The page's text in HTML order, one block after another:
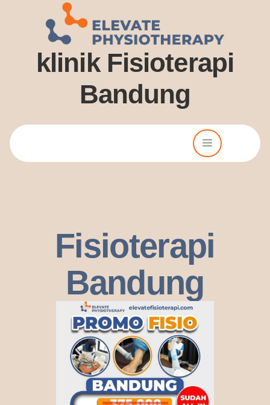
klinik Fisioterapi
Bandung
Fisioterapi
Bandung